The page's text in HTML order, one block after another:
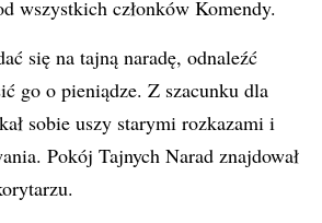
wszystkich członków Komendy.
się na tajną naradę, odnaleźć
go o pieniądze. Z szacunku dla
sobie uszy starymi rozkazami i
Pokój Tajnych Narad znajdował